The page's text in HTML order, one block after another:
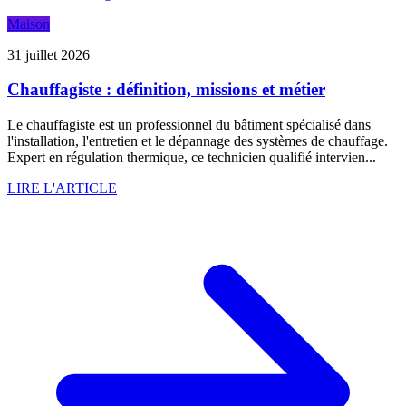
Maison
31 juillet 2026
Chauffagiste : définition, missions et métier
Le chauffagiste est un professionnel du bâtiment spécialisé dans
l'installation, l'entretien et le dépannage des systèmes de chauffage.
Expert en régulation thermique, ce technicien qualifié intervien...
LIRE L'ARTICLE